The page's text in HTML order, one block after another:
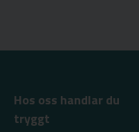
Hos oss handlar du
tryggt